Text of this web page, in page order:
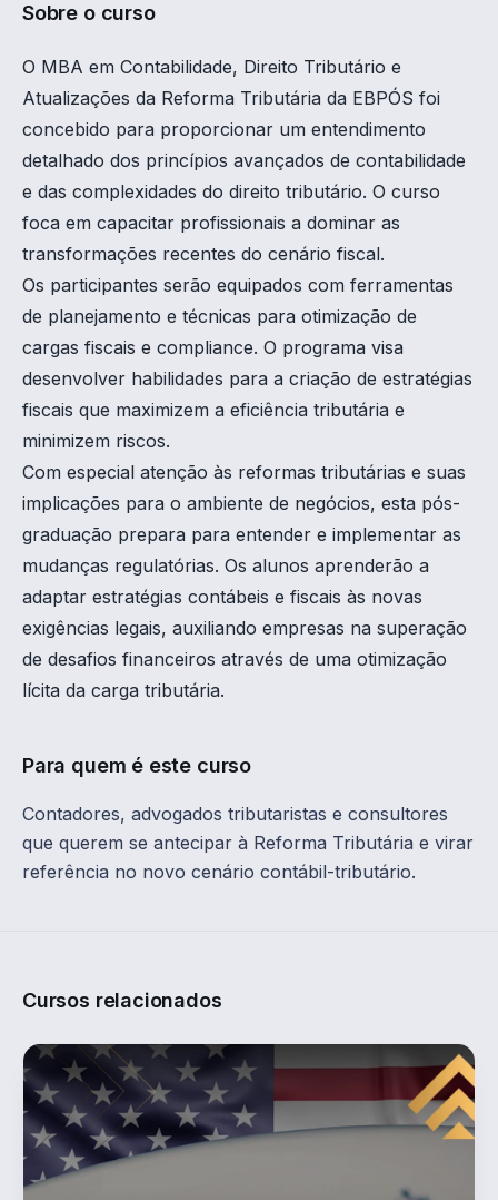
Sobre o curso
O MBA em Contabilidade, Direito Tributário e
Atualizações da Reforma Tributária da EBPÓS foi
concebido para proporcionar um entendimento
detalhado dos princípios avançados de contabilidade
e das complexidades do direito tributário. O curso
foca em capacitar profissionais a dominar as
transformações recentes do cenário fiscal.
Os participantes serão equipados com ferramentas
de planejamento e técnicas para otimização de
cargas fiscais e compliance. O programa visa
desenvolver habilidades para a criação de estratégias
fiscais que maximizem a eficiência tributária e
minimizem riscos.
Com especial atenção às reformas tributárias e suas
implicações para o ambiente de negócios, esta pós-
graduação prepara para entender e implementar as
mudanças regulatórias. Os alunos aprenderão a
adaptar estratégias contábeis e fiscais às novas
exigências legais, auxiliando empresas na superação
de desafios financeiros através de uma otimização
lícita da carga tributária.
Para quem é este curso
Contadores, advogados tributaristas e consultores
que querem se antecipar à Reforma Tributária e virar
referência no novo cenário contábil-tributário.
Cursos relacionados